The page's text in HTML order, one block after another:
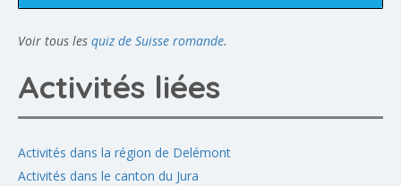
Voir tous les quiz de Suisse romande.
Activités liées
Activités dans la région de Delémont
Activités dans le canton du Jura